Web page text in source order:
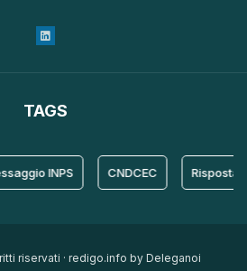
TAGS
INPS CNDCEC Risposta
riservati · redigo.info by Deleganoi